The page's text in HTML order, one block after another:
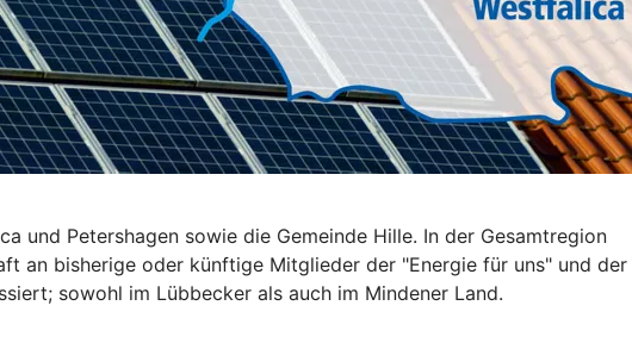
und Petershagen sowie die Gemeinde Hille. In der Gesamtregion
an bisherige oder künftige Mitglieder der "Energie für uns" und der
sowohl im Lübbecker als auch im Mindener Land.